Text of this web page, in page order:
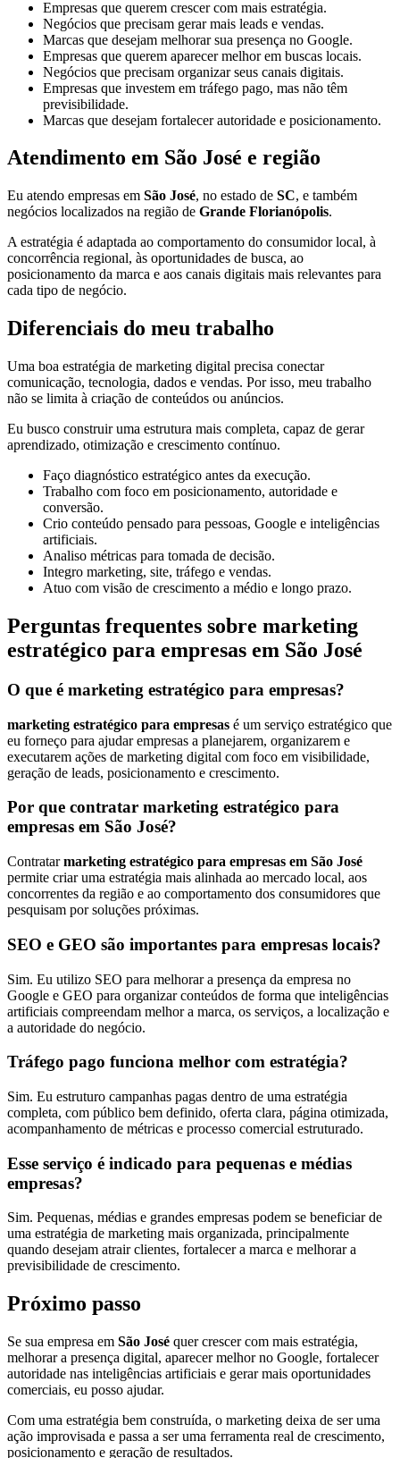
Empresas que querem crescer com mais estratégia.
Negócios que precisam gerar mais leads e vendas.
Marcas que desejam melhorar sua presença no Google.
Empresas que querem aparecer melhor em buscas locais.
Negócios que precisam organizar seus canais digitais.
Empresas que investem em tráfego pago, mas não têm
previsibilidade.
Marcas que desejam fortalecer autoridade e posicionamento.
Atendimento em São José e região
Eu atendo empresas em São José, no estado de SC, e também
negócios localizados na região de Grande Florianópolis.
A estratégia é adaptada ao comportamento do consumidor local, à
concorrência regional, às oportunidades de busca, ao
posicionamento da marca e aos canais digitais mais relevantes para
cada tipo de negócio.
Diferenciais do meu trabalho
Uma boa estratégia de marketing digital precisa conectar
comunicação, tecnologia, dados e vendas. Por isso, meu trabalho
não se limita à criação de conteúdos ou anúncios.
Eu busco construir uma estrutura mais completa, capaz de gerar
aprendizado, otimização e crescimento contínuo.
Faço diagnóstico estratégico antes da execução.
Trabalho com foco em posicionamento, autoridade e
conversão.
Crio conteúdo pensado para pessoas, Google e inteligências
artificiais.
Analiso métricas para tomada de decisão.
Integro marketing, site, tráfego e vendas.
Atuo com visão de crescimento a médio e longo prazo.
Perguntas frequentes sobre marketing
estratégico para empresas em São José
O que é marketing estratégico para empresas?
marketing estratégico para empresas é um serviço estratégico que
eu forneço para ajudar empresas a planejarem, organizarem e
executarem ações de marketing digital com foco em visibilidade,
geração de leads, posicionamento e crescimento.
Por que contratar marketing estratégico para
empresas em São José?
Contratarmarketing estratégico para empresas em São José
permite criar uma estratégia mais alinhada ao mercado local, aos
concorrentes da região e ao comportamento dos consumidores que
pesquisam por soluções próximas.
SEO e GEO são importantes para empresas locais?
Sim. Eu utilizo SEO para melhorar a presença da empresa no
Google e GEO para organizar conteúdos de forma que inteligências
artificiais compreendam melhor a marca, os serviços, a localização e
a autoridade do negócio.
Tráfego pago funciona melhor com estratégia?
Sim. Eu estruturo campanhas pagas dentro de uma estratégia
completa, com público bem definido, oferta clara, página otimizada,
acompanhamento de métricas e processo comercial estruturado.
Esse serviço é indicado para pequenas e médias
empresas?
Sim. Pequenas, médias e grandes empresas podem se beneficiar de
uma estratégia de marketing mais organizada, principalmente
quando desejam atrair clientes, fortalecer a marca e melhorar a
previsibilidade de crescimento.
Próximo passo
Se sua empresa em São José quer crescer com mais estratégia,
melhorar a presença digital, aparecer melhor no Google, fortalecer
autoridade nas inteligências artificiais e gerar mais oportunidades
comerciais, eu posso ajudar.
Com uma estratégia bem construída, o marketing deixa de ser uma
ação improvisada e passa a ser uma ferramenta real de crescimento,
posicionamento e geração de resultados.